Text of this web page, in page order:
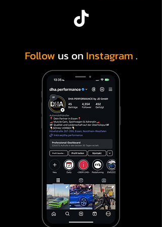
erfahrener US-Car-Händler
verbinden wir Leidenschaft,
Nordrhein-Westfalen.
Unsere Kunden kommen gezielt
zu uns, wenn sie us cars kaufen
meiner Nähe möchten, ohne
Kompromisse bei Zustand,
Herkunft oder Service einzugehen.
Egal ob Muscle Car, Pickup, SUV
oder Sportwagen – wir bieten
Ihnen eine kuratierte Auswahl
amerikanischer Fahrzeuge, die in
Deutschland sofort verfügbar sind.
Warum US Cars in Essen kaufen?
Follow us on Instagram.